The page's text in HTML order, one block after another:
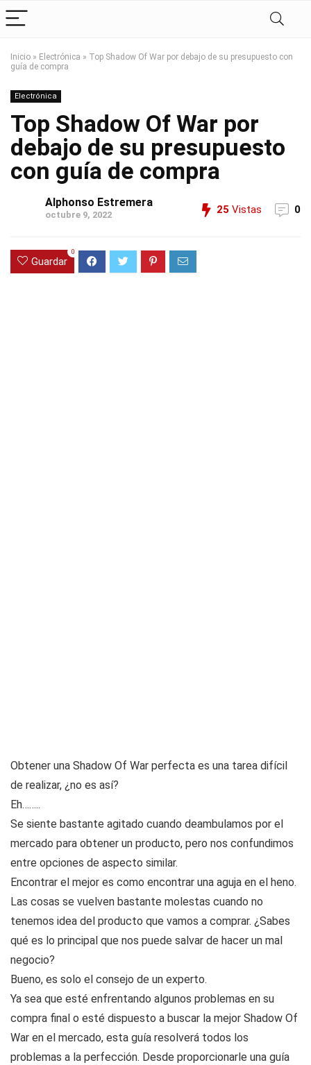
Inicio » Electrónica » Top Shadow Of War por debajo de su presupuesto con
guía de compra
Electrónica
Top Shadow Of War por
debajo de su presupuesto
con guía de compra
Alphonso Estremera
octubre 9, 2022 25 Vistas 0
Guardar
0
Obtener una Shadow Of War perfecta es una tarea difícil
de realizar, ¿no es así?
Eh……..
Se siente bastante agitado cuando deambulamos por el
mercado para obtener un producto, pero nos confundimos
entre opciones de aspecto similar.
Encontrar el mejor es como encontrar una aguja en el heno.
Las cosas se vuelven bastante molestas cuando no
tenemos idea del producto que vamos a comprar. ¿Sabes
qué es lo principal que nos puede salvar de hacer un mal
negocio?
Bueno, es solo el consejo de un experto.
Ya sea que esté enfrentando algunos problemas en su
compra final o esté dispuesto a buscar la mejor Shadow Of
War en el mercado, esta guía resolverá todos los
problemas a la perfección. Desde proporcionarle una guía